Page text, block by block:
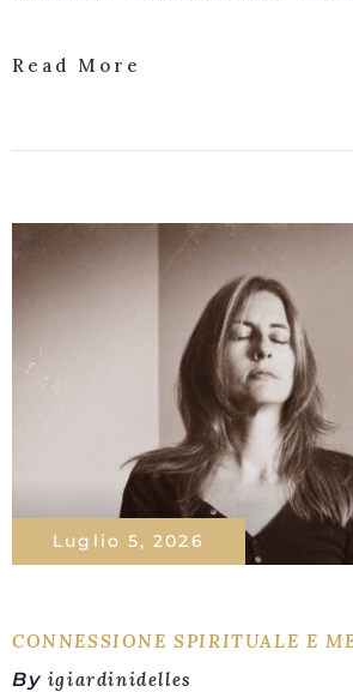
Read More
Luglio 5, 2026
CONNESSIONE SPIRITUALE E
By igiardinidelles